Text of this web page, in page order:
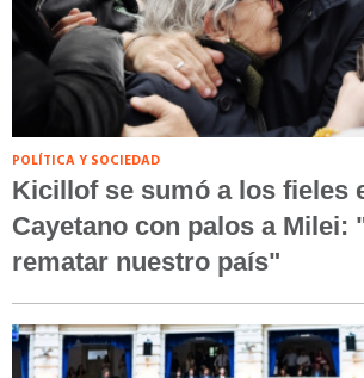
POLÍTICA Y SOCIEDAD
Kicillof se sumó a los fieles
Cayetano con palos a Milei:
rematar nuestro país"